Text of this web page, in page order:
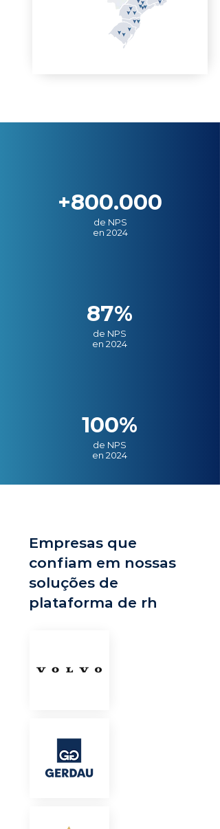
+800.000
de NPS
en 2024
87%
de NPS
en 2024
100%
de NPS
en 2024
Empresas que
confiam em nossas
soluções de
plataforma de rh